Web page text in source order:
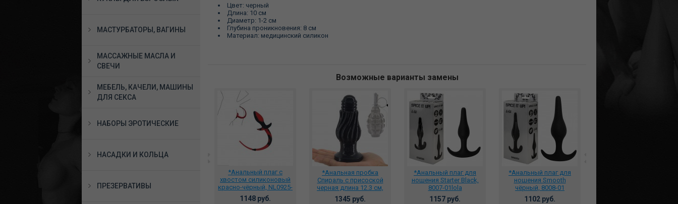
МАСТУРБАТОРЫ, ВАГИНЫ
МАССАЖНЫЕ МАСЛА И
СВЕЧИ
МЕБЕЛЬ, КАЧЕЛИ, МАШИНЫ
ДЛЯ СЕКСА
НАБОРЫ ЭРОТИЧЕСКИЕ
НАСАДКИ И КОЛЬЦА
ПРЕЗЕРВАТИВЫ
Цвет: черный
Длина: 10 см
Диаметр: 1-2 см
Глубина проникновения: 8 см
Материал: медицинский силикон
Возможные варианты замены
Ass Tickler, 5077-01 BX
длина 12.3 см, диаметр 5
*Анальный плаг с
хвостом силиконовый
красно-чёрный, NL0925-
2
1148 руб.
*Анальная пробка
Спираль с присоской
черная длина 12.3 см,
диаметр 5 см.,
1345 руб.
*Анальный плаг для
ношения Starter Black,
8007-01lola
1157 руб.
*Анальный плаг для
ношения Smooth
чёрный, 8008-01
1102 руб.